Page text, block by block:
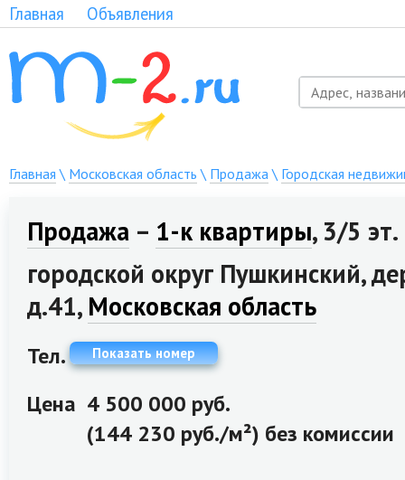
Главная Объявления
Главная \ Московская область \ Продажа\ Городская
Продажа – 1-к квартиры, 3/5 эт.
городской округ Пушкинский,
д.41, Московская область
Тел. Показать номер
Цена 4 500 000 руб.
(144 230 руб./м²) без комиссии